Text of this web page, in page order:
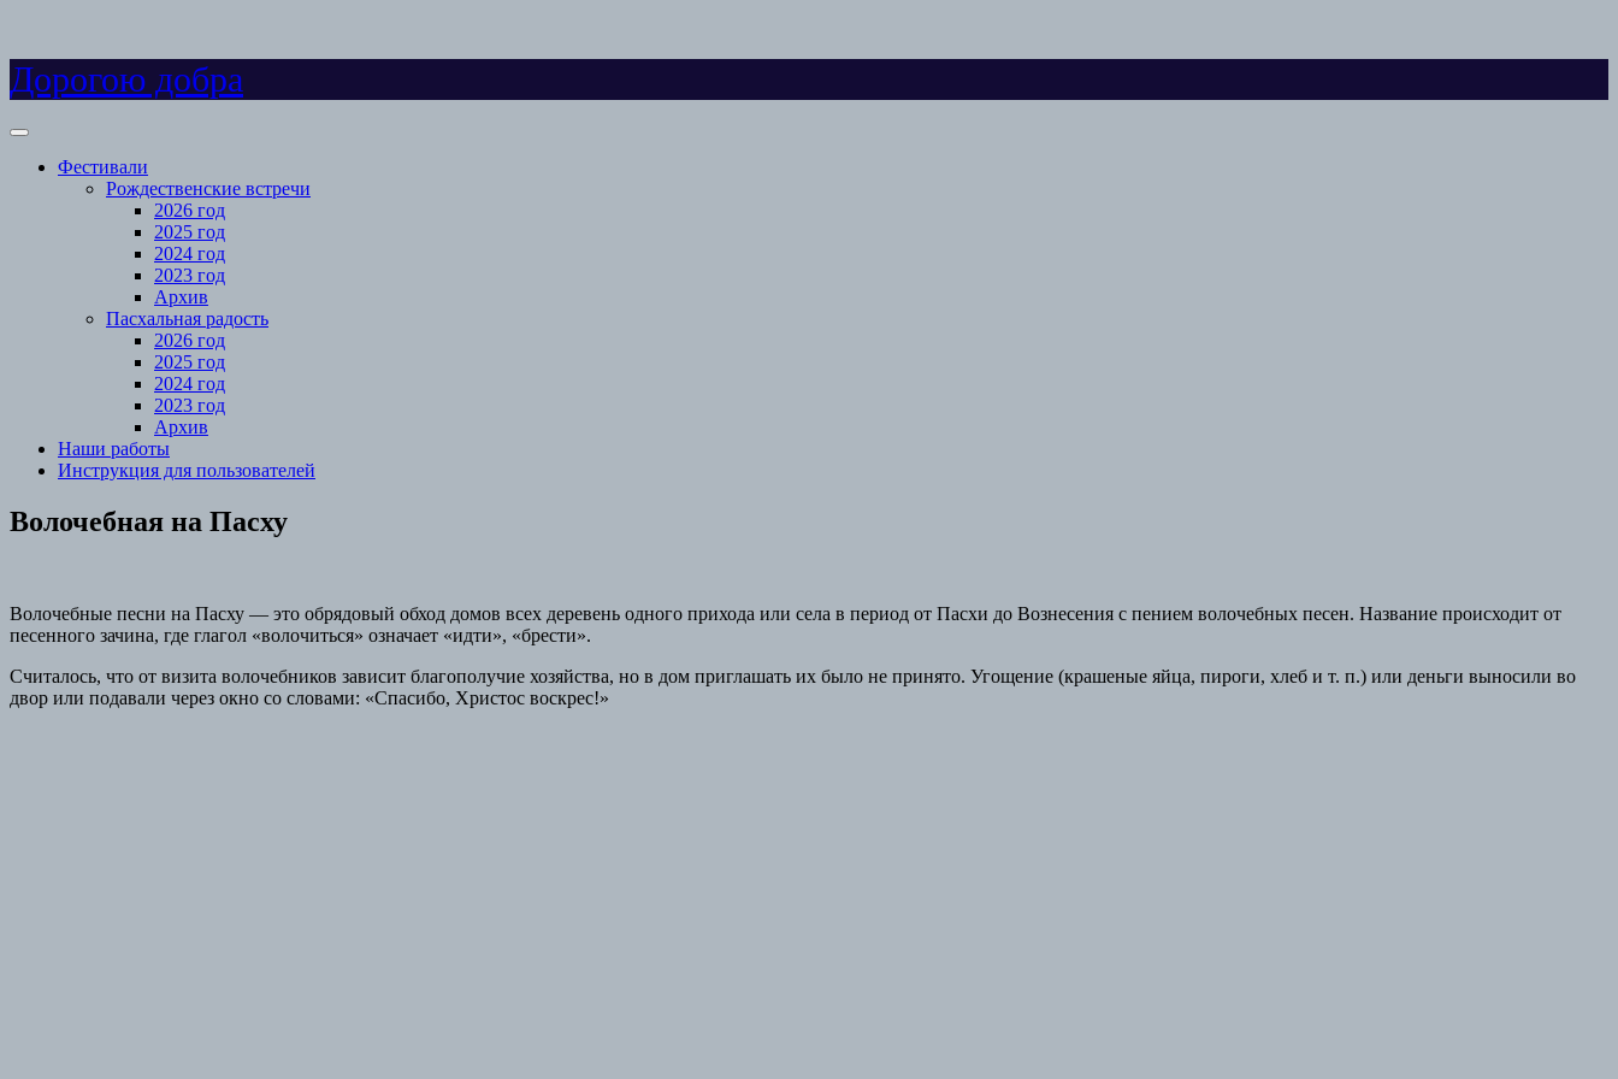
Skip
to
Дорогою добра
Open
Фестивали
Рождественские встречи
2026 год
2025 год
2024 год
2023 год
Архив
Пасхальная радость
2026 год
2025 год
2024 год
2023 год
Архив
Наши работы
Инструкция для пользователей
Close
Menu
Волочебная на Пасху
Волочебные песни на Пасху — это обрядовый обход домов всех деревень одного прихода или села в период от Пасхи до Вознесения с пением волочебных песен. Название происходит от
песенного зачина, где глагол «волочиться» означает «идти», «брести».
Считалось, что от визита волочебников зависит благополучие хозяйства, но в дом приглашать их было не принято. Угощение (крашеные яйца, пироги, хлеб и т. п.) или деньги выносили во
двор или подавали через окно со словами: «Спасибо, Христос воскрес!»